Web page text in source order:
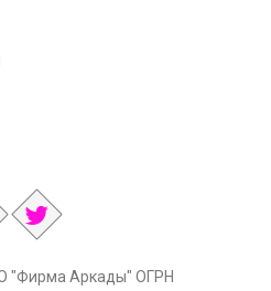
"Фирма Аркады" ОГРН